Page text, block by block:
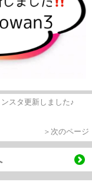
ンスタ更新しました♪
＞次のページ